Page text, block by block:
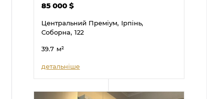
85 000$
Центральний Преміум, Ірпінь,
Соборна, 122
39.7 м²
детальніше